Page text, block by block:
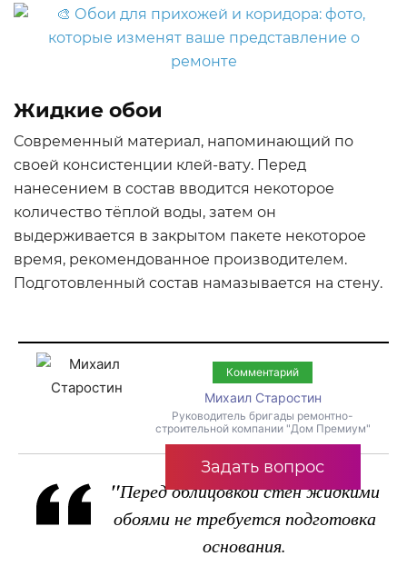
Жидкие обои
Современный материал, напоминающий по
своей консистенции клей-вату. Перед
нанесением в состав вводится некоторое
количество тёплой воды, затем он
выдерживается в закрытом пакете некоторое
время, рекомендованное производителем.
Подготовленный состав намазывается на стену.
Комментарий
Михаил Старостин
Руководитель бригады ремонтно-
строительной компании "Дом Премиум"
Задать вопрос
"Перед облицовкой стен жидкими
обоями не требуется подготовка
основания.